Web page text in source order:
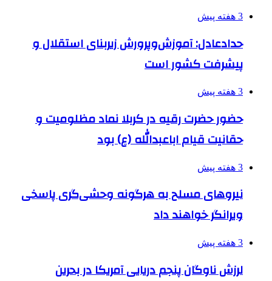
3 هفته پیش
حدادعادل: آموزش‌وپرورش زیربنای استقلال و
پیشرفت کشور است
3 هفته پیش
حضور حضرت رقیه در کربلا نماد مظلومیت و
حقانیت قیام اباعبدالله (ع) بود
3 هفته پیش
نیروهای مسلح به هرگونه وحشی‌گری پاسخی
ویرانگر خواهند داد
3 هفته پیش
لرزش ناوگان پنجم دریایی آمریکا در بحرین